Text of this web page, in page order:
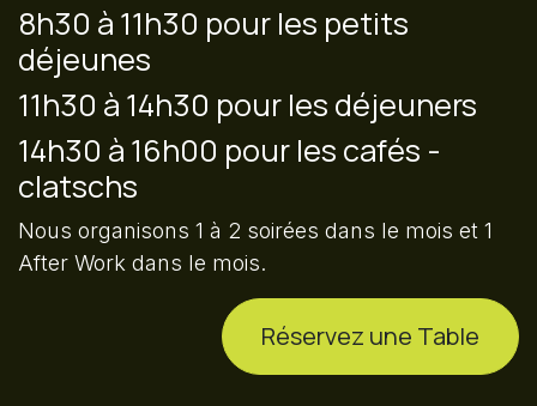
8h30 à 11h30 pour les petits
déjeunes
11h30 à 14h30 pour les déjeuners
14h30 à 16h00 pour les cafés -
clatschs
Nous organisons 1 à 2 soirées dans le mois et 1
After Work dans le mois.
Réservez une Table